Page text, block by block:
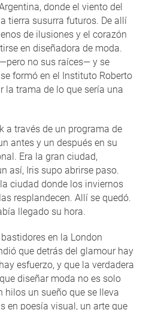
donde el viento del
tierra susurra futuros. De allí
de ilusiones y el corazón
en diseñadora de moda.
no sus raíces— y se
formó en el Instituto Roberto
la trama de lo que sería una
a través de un programa de
antes y un después en su
Era la gran ciudad,
así, Iris supo abrirse paso.
ciudad donde los inviernos
resplandecen. Allí se quedó.
llegado su hora.
en la London
que detrás del glamour hay
esfuerzo, y que la verdadera
diseñar moda no es solo
hilos un sueño que se lleva
en poesía visual, un arte que